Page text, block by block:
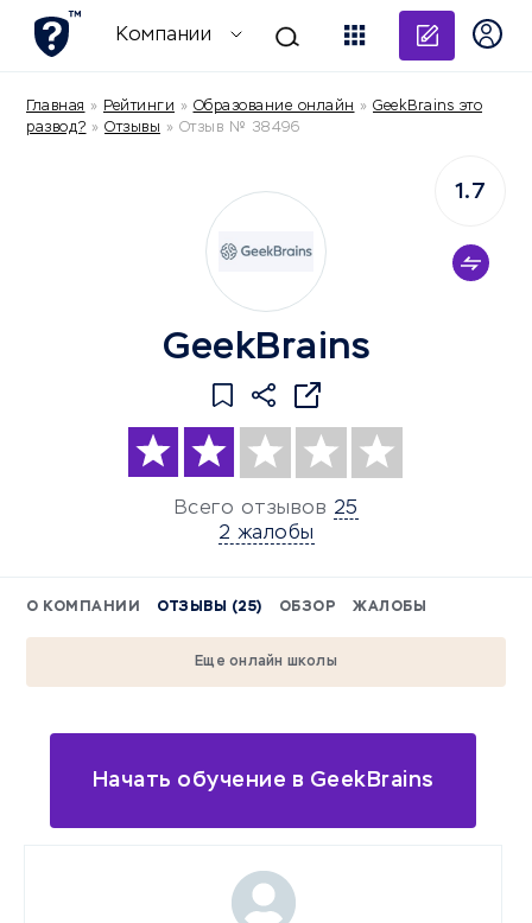
Компании
Главная » Рейтинги » Образование онлайн » GeekBrains это
развод? » Отзывы » Отзыв № 38496
GeekBrains
Всего отзывов 25
2 жалобы
1.7
О КОМПАНИИ ОТЗЫВЫ (25) ОБЗОР ЖАЛОБЫ
Еще онлайн школы
Начать обучение в GeekBrains